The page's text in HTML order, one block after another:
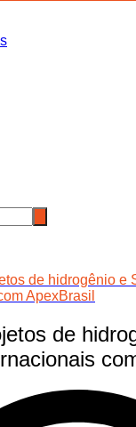
de hidrogênio e
ApexBrasil
de